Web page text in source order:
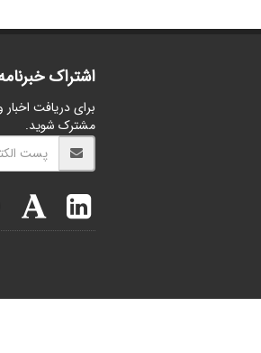
اشتراک
برای دریافت
مشترک شوید.